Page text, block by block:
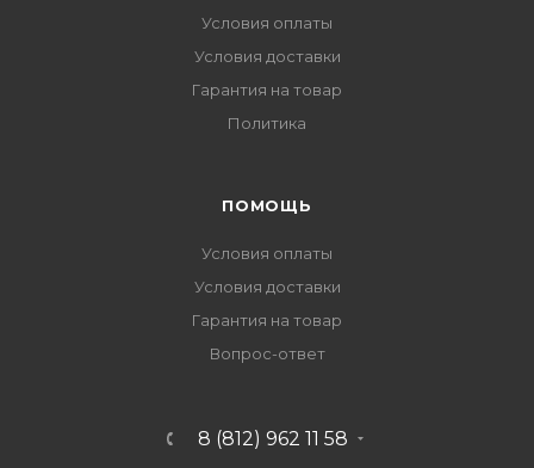
Условия оплаты
Условия доставки
Гарантия на товар
Политика
ПОМОЩЬ
Условия оплаты
Условия доставки
Гарантия на товар
Вопрос-ответ
8 (812) 962 11 58